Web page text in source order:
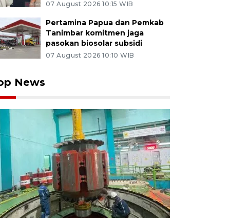
07 August 2026 10:15 WIB
Pertamina Papua dan Pemkab
Tanimbar komitmen jaga
pasokan biosolar subsidi
07 August 2026 10:10 WIB
News